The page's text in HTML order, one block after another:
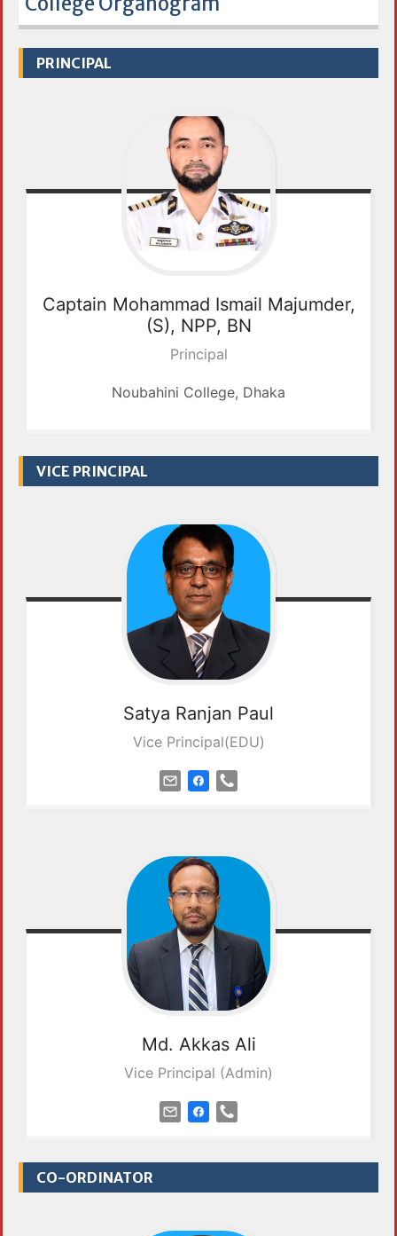
PRINCIPAL
Captain Mohammad Ismail Majumder,
(S), NPP, BN
Principal
Noubahini College, Dhaka
VICE PRINCIPAL
Satya Ranjan Paul
Vice Principal(EDU)
Md. Akkas Ali
Vice Principal (Admin)
CO-ORDINATOR